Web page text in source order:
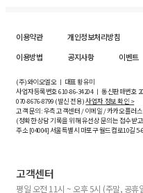
이용약관 개인정보처리방침
이용방법
공지사항 이벤트
(주)와이오엘오 ㅣ 대표 황유미
사업자등록번호610-86-34204ㅣ 통신판매번호
070-8676-8799 (발신 전용)사업자 정보 확인 >
고객 문의: 우측 고객센터 / 이메일 / 카카오플러
(정확한 상담 기록을 위해 유선상 문의는 접수받
주소 [04004] 서울특별시 마포구 월드컵로10길5-6
고객센터
평일 오전 11시 ~ 오후 5시 (주말, 공휴